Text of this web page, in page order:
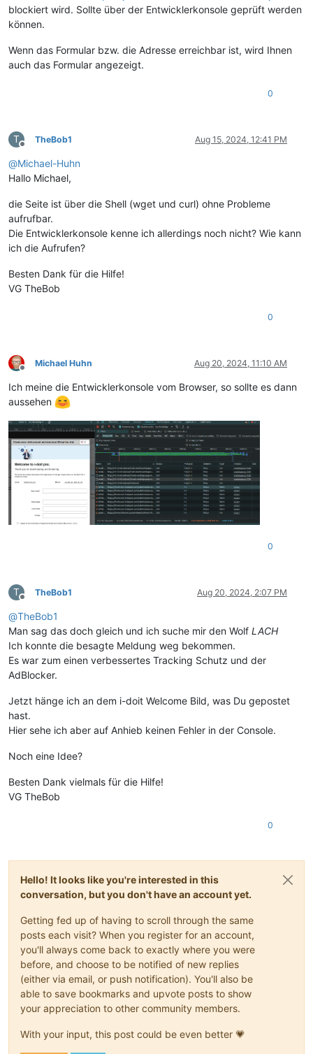
blockiert wird. Sollte über der Entwicklerkonsole geprüft werden
können.
Wenn das Formular bzw. die Adresse erreichbar ist, wird Ihnen
auch das Formular angezeigt.
0
T
Offline
TheBob1 Aug 15, 2024, 12:41 PM
@Michael-Huhn
Hallo Michael,
die Seite ist über die Shell (wget und curl) ohne Probleme
aufrufbar.
Die Entwicklerkonsole kenne ich allerdings noch nicht? Wie kann
ich die Aufrufen?
Besten Dank für die Hilfe!
VG TheBob
0
Offline
Michael Huhn Aug 20, 2024, 11:10 AM
Ich meine die Entwicklerkonsole vom Browser, so sollte es dann
aussehen
0
T
Offline
TheBob1 Aug 20, 2024, 2:07 PM
@TheBob1
Man sag das doch gleich und ich suche mir den Wolf LACH
Ich konnte die besagte Meldung weg bekommen.
Es war zum einen verbessertes Tracking Schutz und der
AdBlocker.
Jetzt hänge ich an dem i-doit Welcome Bild, was Du gepostet
hast.
Hier sehe ich aber auf Anhieb keinen Fehler in der Console.
Noch eine Idee?
Besten Dank vielmals für die Hilfe!
VG TheBob
0
Hello! It looks like you're interested in this
conversation, but you don't have an account yet.
Getting fed up of having to scroll through the same
posts each visit? When you register for an account,
you'll always come back to exactly where you were
before, and choose to be notified of new replies
(either via email, or push notification). You'll also be
able to save bookmarks and upvote posts to show
your appreciation to other community members.
With your input, this post could be even better 💗